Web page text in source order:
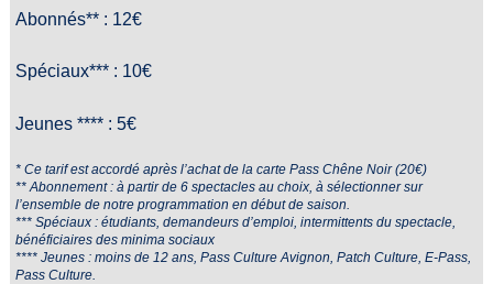
Abonnés** : 12€
Spéciaux*** : 10€
Jeunes **** : 5€
* Ce tarif est accordé après l’achat de la carte Pass Chêne Noir (20€)
** Abonnement : à partir de 6 spectacles au choix, à sélectionner sur
l’ensemble de notre programmation en début de saison.
*** Spéciaux : étudiants, demandeurs d’emploi, intermittents du spectacle,
bénéficiaires des minima sociaux
**** Jeunes : moins de 12 ans, Pass Culture Avignon, Patch Culture, E-Pass,
Pass Culture.